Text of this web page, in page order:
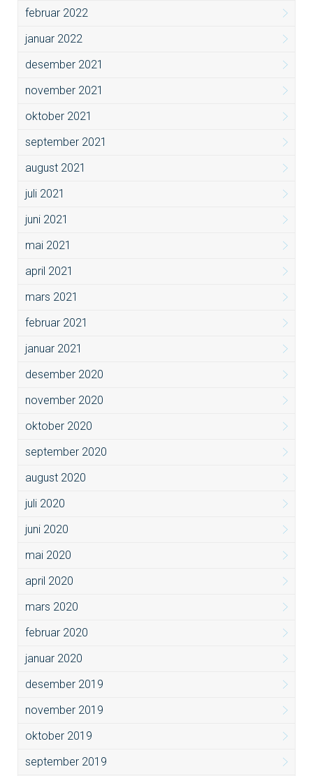
februar 2022
januar 2022
desember 2021
november 2021
oktober 2021
september 2021
august 2021
juli 2021
juni 2021
mai 2021
april 2021
mars 2021
februar 2021
januar 2021
desember 2020
november 2020
oktober 2020
september 2020
august 2020
juli 2020
juni 2020
mai 2020
april 2020
mars 2020
februar 2020
januar 2020
desember 2019
november 2019
oktober 2019
september 2019